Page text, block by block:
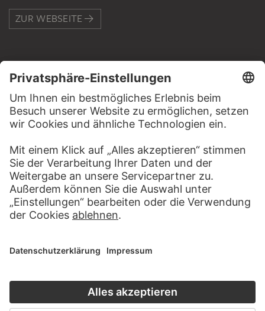
ZUR WEBSEITE
KONTAKT
Haben Sie Anregungen, Fragen oder Informationen zu
SCHREIBEN SIE UNS
PERMALINK
LETZTE AKTUALISIERUNG